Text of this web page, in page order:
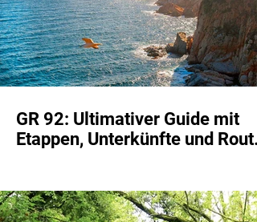
GR 92: Ultimativer Guide mit
Etappen, Unterkünfte und Route